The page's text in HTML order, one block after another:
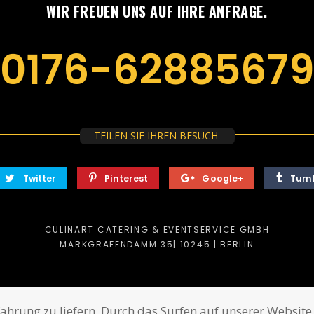
WIR FREUEN UNS AUF IHRE ANFRAGE.
0176-62885679
TEILEN SIE IHREN BESUCH
Twitter Pinterest Google+
CULINART CATERING & EVENTSERVICE GMBH
MARKGRAFENDAMM 35| 10245 | BERLIN